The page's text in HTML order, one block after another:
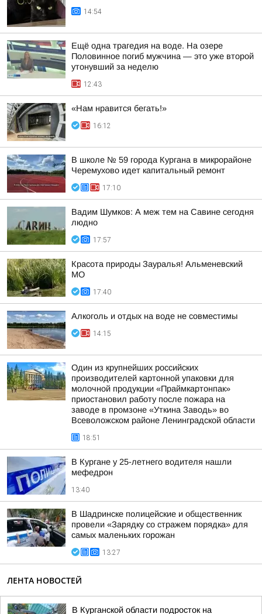
14:54
Ещё одна трагедия на воде. На озере
Половинное погиб мужчина — это уже второй
утонувший за неделю
12:43
«Нам нравится бегать!»
16:12
В школе № 59 города Кургана в микрорайоне
Черемухово идет капитальный ремонт
17:10
Вадим Шумков: А меж тем на Савине сегодня
людно
17:57
Красота природы Зауралья! Альменевский
МО
17:40
Алкоголь и отдых на воде не совместимы
14:15
Один из крупнейших российских
производителей картонной упаковки для
молочной продукции «Праймкартонпак»
приостановил работу после пожара на
заводе в промзоне «Уткина Заводь» во
Всеволожском районе Ленинградской области
18:51
В Кургане у 25-летнего водителя нашли
мефедрон
13:40
В Шадринске полицейские и общественник
провели «Зарядку со стражем порядка» для
самых маленьких горожан
13:27
ЛЕНТА НОВОСТЕЙ
В Курганской области подросток на